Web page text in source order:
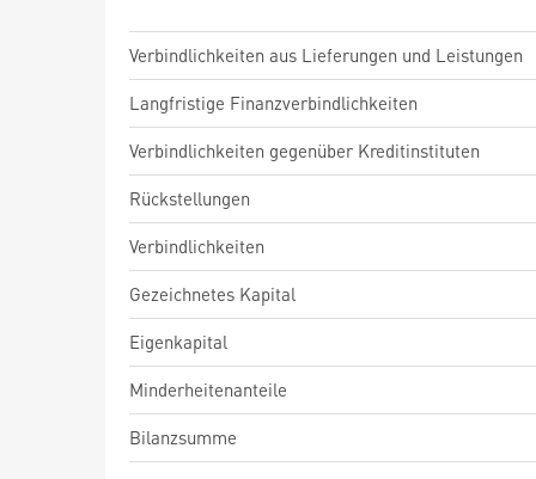
Verbindlichkeiten aus Lieferungen und Leistungen
Langfristige Finanzverbindlichkeiten
Verbindlichkeiten gegenüber Kreditinstituten
Rückstellungen
Verbindlichkeiten
Gezeichnetes Kapital
Eigenkapital
Minderheitenanteile
Bilanzsumme